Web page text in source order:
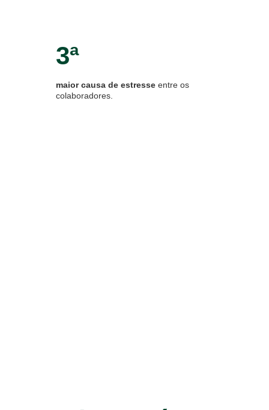
3ª
maior causa de estresse entre os
colaboradores.